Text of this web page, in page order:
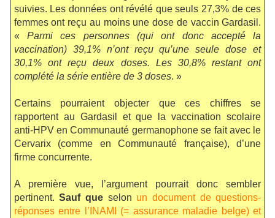
suivies. Les données ont révélé que seuls 27,3% de ces
femmes ont reçu au moins une dose de vaccin Gardasil.
« Parmi ces personnes (qui ont donc accepté la
vaccination) 39,1% n’ont reçu qu’une seule dose et
30,1% ont reçu deux doses. Les 30,8% restant ont
complété la série entière de 3 doses. »
Certains pourraient objecter que ces chiffres se
rapportent au Gardasil et que la vaccination scolaire
anti-HPV en Communauté germanophone se fait avec le
Cervarix (comme en Communauté française), d’une
firme concurrente.
A première vue, l’argument pourrait donc sembler
pertinent.Sauf que selon un document de questions-
réponses entre l’INAMI (= assurance maladie belge) et